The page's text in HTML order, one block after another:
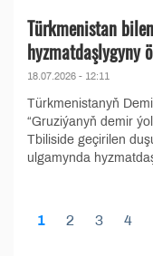
Türkmenistan
hyzmatdaşlygyny
18.07.2026 - 12:11
Türkmenistanyň
“Gruziýanyň demir
Tbiliside geçirilen
ulgamynda
1 2 3 4